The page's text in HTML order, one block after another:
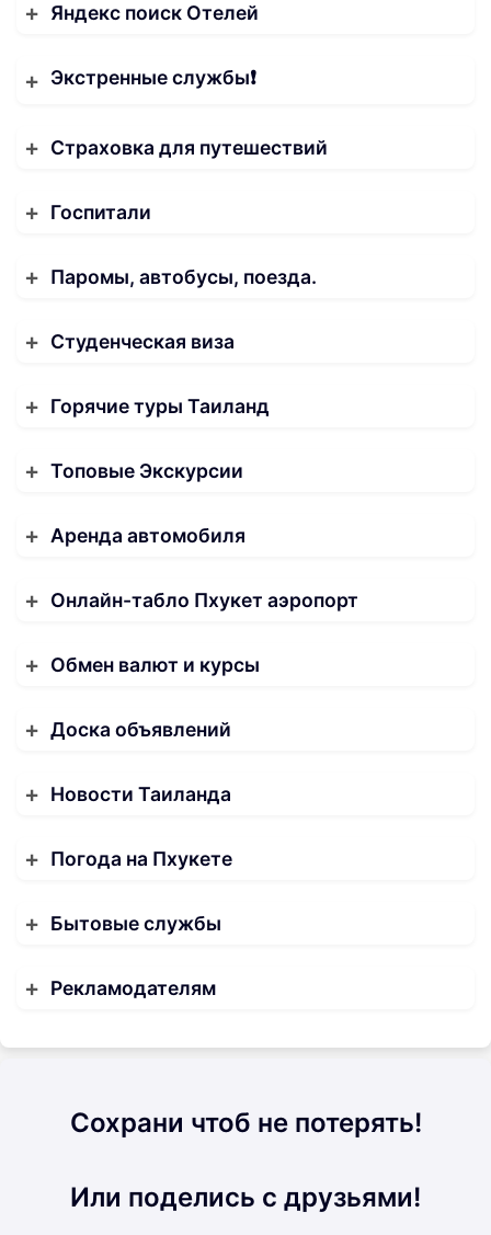
Яндекс поиск Отелей
Экстренные службы❗️
Страховка для путешествий
Госпитали
Паромы, автобусы, поезда.
Студенческая виза
Горячие туры Таиланд
Топовые Экскурсии
Аренда автомобиля
Онлайн-табло Пхукет аэропорт
Обмен валют и курсы
Доска объявлений
Новости Таиланда
Погода на Пхукете
Бытовые службы
Рекламодателям
Сохрани чтоб не потерять!
Или поделись с друзьями!